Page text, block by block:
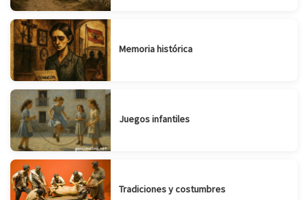
Memoria histórica
Juegos infantiles
Tradiciones y costumbres